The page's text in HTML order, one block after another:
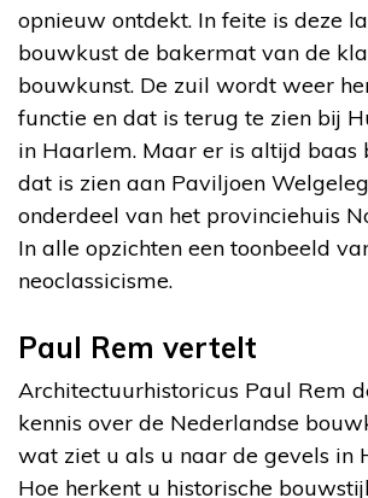
opnieuw ontdekt. In feite is deze
bouwkust de bakermat van de
bouwkunst. De zuil wordt weer
functie en dat is terug te zien bij
in Haarlem. Maar er is altijd baas
dat is zien aan Paviljoen
onderdeel van het provinciehuis
In alle opzichten een toonbeeld
neoclassicisme.
Paul Rem vertelt
Architectuurhistoricus Paul Rem
kennis over de Nederlandse
wat ziet u als u naar de gevels in
Hoe herkent u historische